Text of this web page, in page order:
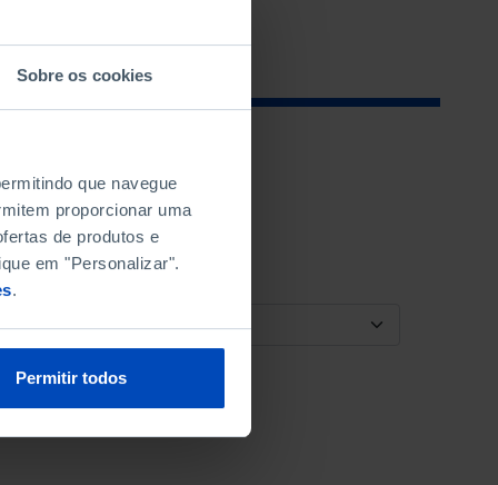
Sobre os cookies
que navegue
proporcionar uma
de produtos e
em "Personalizar".
.
Permitir todos
ORDENAR POR